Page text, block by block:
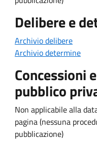
Delibere e
Archivio delibere
Archivio determine
Concessioni
pubblico
Non applicabile alla
pagina (nessuna
pubblicazione)